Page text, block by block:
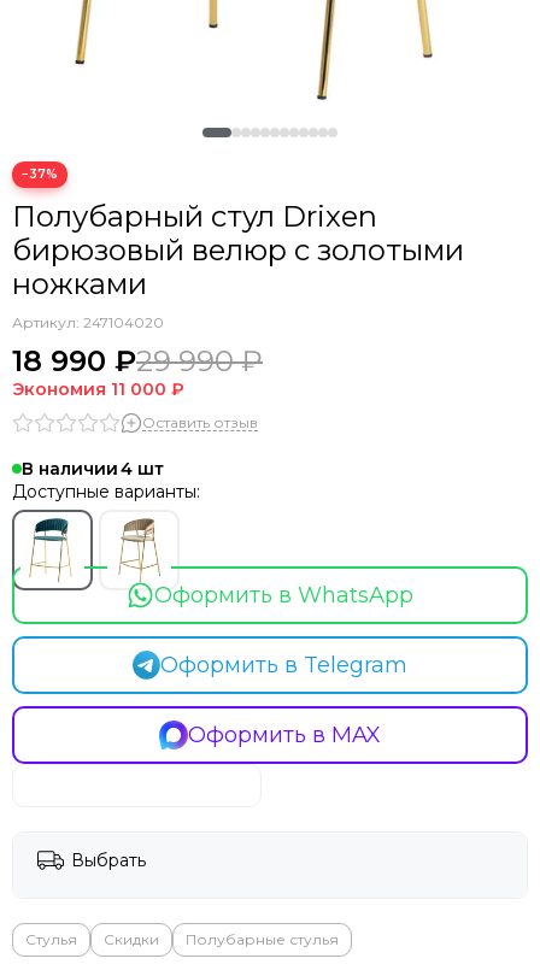
−37%
Полубарный стул Drixen
бирюзовый велюр с золотыми
ножками
Артикул: 247104020
18 990 ₽29 990 ₽
Экономия 11 000 ₽
Оставить отзыв
В наличии4
Доступные варианты:
Оформить в WhatsApp
Оформить в Telegram
Оформить в MAX
Выбрать
Стулья Скидки Полубарные стулья